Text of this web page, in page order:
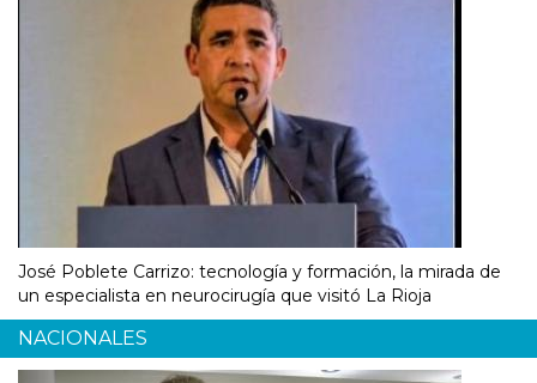
José Poblete Carrizo: tecnología y formación, la mirada de
un especialista en neurocirugía que visitó La Rioja
NACIONALES